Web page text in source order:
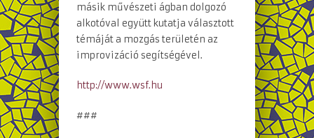
másik művészeti ágban dolgozó
alkotóval együtt kutatja választott
témáját a mozgás területén az
improvizáció segítségével.
http://www.wsf.hu
###